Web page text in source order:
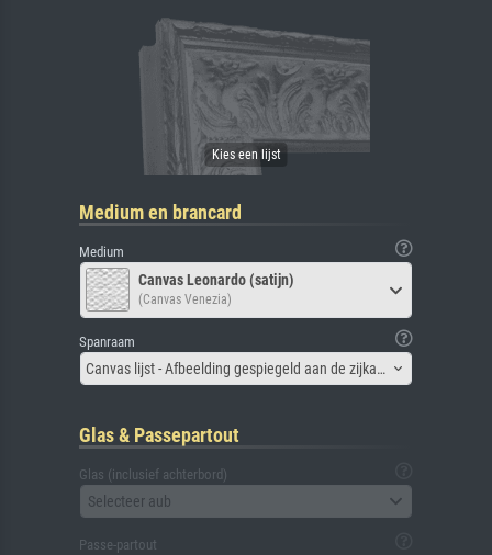
Medium en brancard
Medium
Canvas Leonardo (satijn)
(Canvas Venezia)
Spanraam
Canvas lijst - Afbeelding gespiegeld aan de zijkant
Glas & Passepartout
Glas (inclusief achterbord)
Selecteer aub
Passe-partout